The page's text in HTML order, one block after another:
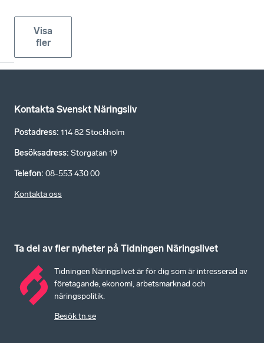
Visa
fler
Kontakta Svenskt Näringsliv
Postadress: 114 82 Stockholm
Besöksadress: Storgatan 19
Telefon: 08-553 430 00
Kontakta oss
Ta del av fler nyheter på Tidningen Näringslivet
Tidningen Näringslivet är för dig som är intresserad av
företagande, ekonomi, arbetsmarknad och
näringspolitik.
Besök tn.se